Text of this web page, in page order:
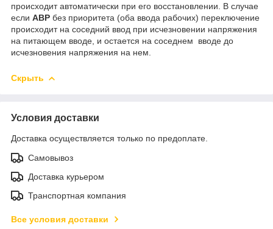
происходит автоматически при его восстановлении. В случае
если АВР без приоритета (оба ввода рабочих) переключение
происходит на соседний ввод при исчезновении напряжения
на питающем вводе, и остается на соседнем вводе до
исчезновения напряжения на нем.
Скрыть
Условия доставки
Доставка осуществляется только по предоплате.
Самовывоз
Доставка курьером
Транспортная компания
Все условия доставки